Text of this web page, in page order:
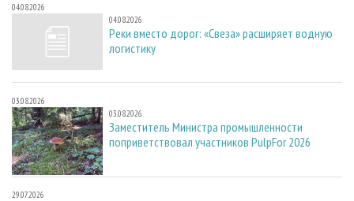
04.08.2026
04.08.2026
Реки вместо дорог: «Свеза» расширяет водную
логистику
03.08.2026
03.08.2026
Заместитель Министра промышленности
поприветствовал участников PulpFor 2026
29.07.2026